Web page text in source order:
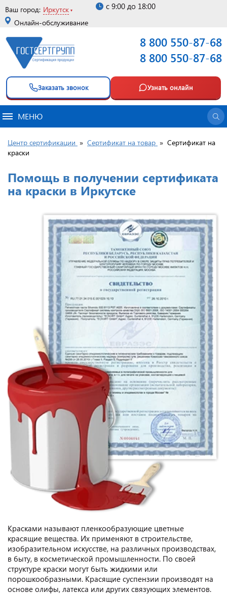
Ваш город: Иркутск
Онлайн-обслуживание
с 9:00 до 18:00
8 800 550-87-68
8 800 550-87-68
Заказать звонок Узнать онлайн
МЕНЮ
Центр сертификации » Сертификат на товар » Сертификат на
краски
Помощь в получении сертификата
на краски в Иркутске
Красками называют пленкообразующие цветные
красящие вещества. Их применяют в строительстве,
изобразительном искусстве, на различных производствах,
в быту, в косметической промышленности. По своей
структуре краски могут быть жидкими или
порошкообразными. Красящие суспензии производят на
основе олифы, латекса или других связующих элементов.